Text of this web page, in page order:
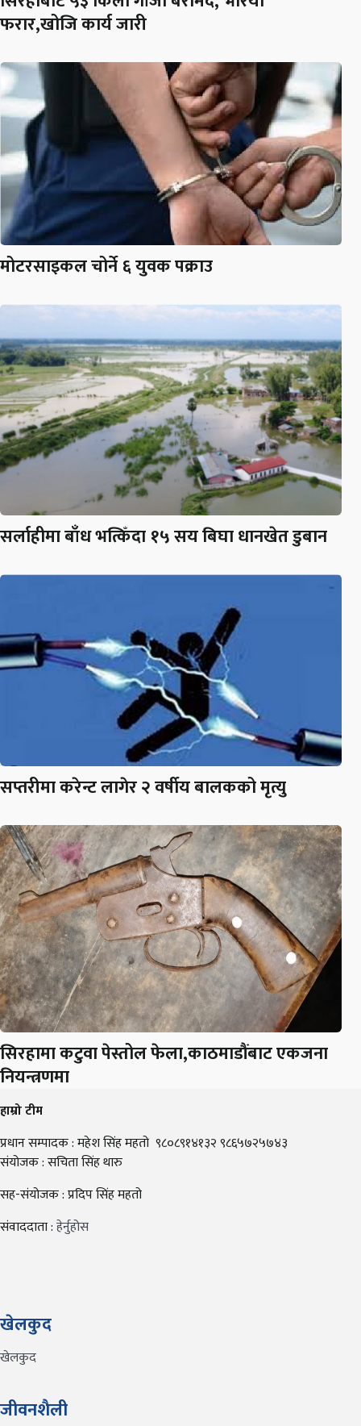
फरार,खोजि कार्य जारी
मोटरसाइकल चोर्ने ६ युवक पक्राउ
सर्लाहीमा बाँध भत्किँदा १५ सय बिघा धानखेत डुबान
सप्तरीमा करेन्ट लागेर २ वर्षीय बालकको मृत्यु
सिरहामा कटुवा पेस्तोल फेला,काठमाडौंबाट एकजना
नियन्त्रणमा
हाम्रो टीम
प्रधान सम्पादक : महेश सिंह महतो ९८०८९१४१३२ ९८६५७२५७४३
संयोजक : सचिता सिंह थारु
सह-संयोजक : प्रदिप सिंह महतो
संवाददाता :हेर्नुहोस
खेलकुद
खेलकुद
जीवनशैली